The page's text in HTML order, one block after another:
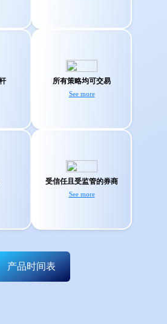
挥
所有策略均可交易
See more
无论您是新闻交易员
还是 EA 交易员 -
TMGM 都能为您提供
最佳的环境。
电
产
受信任且受监管的券商
See more
TMGM 拥有四重安全
监管：ASIC，FMA ，
VFSC和FSC。
产品时间表